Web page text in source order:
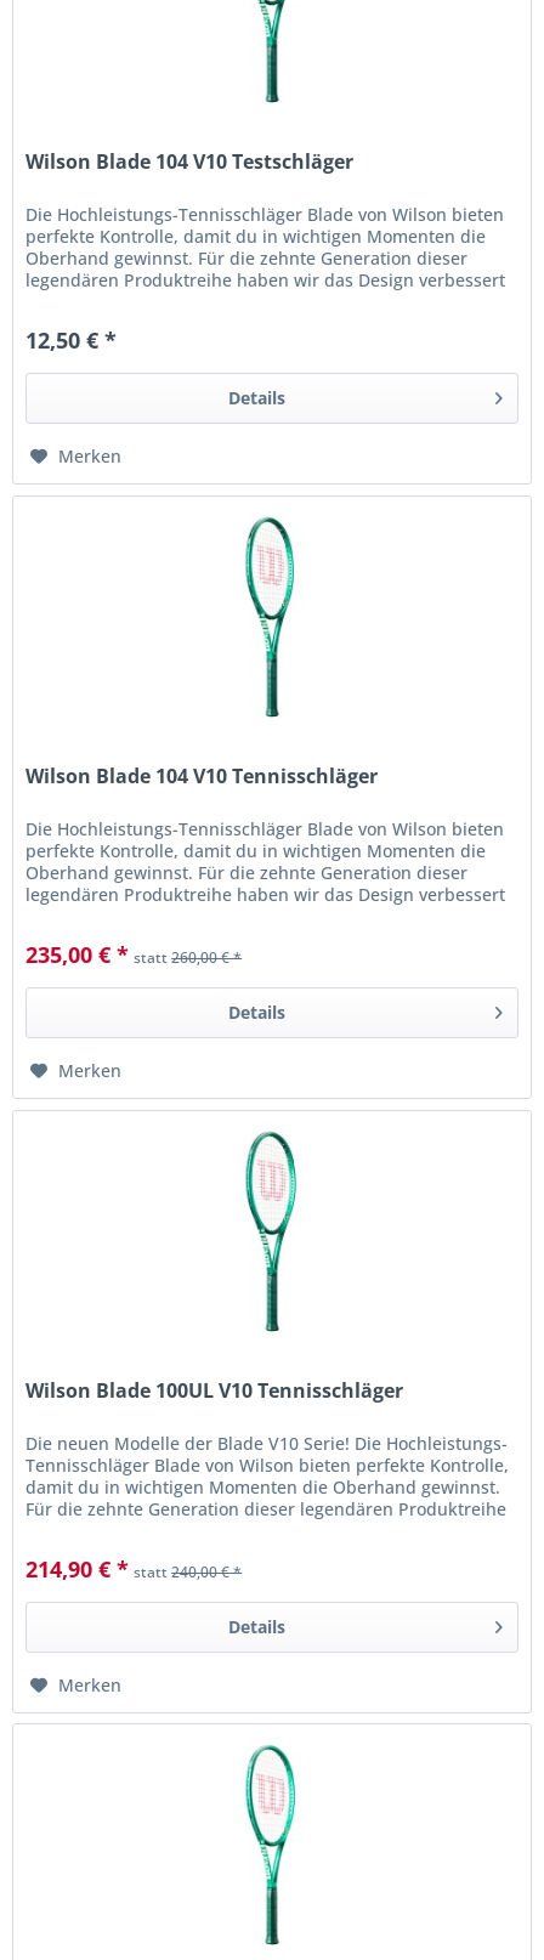
Wilson Blade 104 V10 Testschläger
Die Hochleistungs-Tennisschläger Blade von Wilson bieten
perfekte Kontrolle, damit du in wichtigen Momenten die
Oberhand gewinnst. Für die zehnte Generation dieser
legendären Produktreihe haben wir das Design verbessert
12,50 € *
Details
Merken
Wilson Blade 104 V10 Tennisschläger
Die Hochleistungs-Tennisschläger Blade von Wilson bieten
perfekte Kontrolle, damit du in wichtigen Momenten die
Oberhand gewinnst. Für die zehnte Generation dieser
legendären Produktreihe haben wir das Design verbessert
235,00 € * statt260,00 € *
Details
Merken
Wilson Blade 100UL V10 Tennisschläger
Die neuen Modelle der Blade V10 Serie! Die Hochleistungs-
Tennisschläger Blade von Wilson bieten perfekte Kontrolle,
damit du in wichtigen Momenten die Oberhand gewinnst.
Für die zehnte Generation dieser legendären Produktreihe
214,90 € * statt240,00 € *
Details
Merken